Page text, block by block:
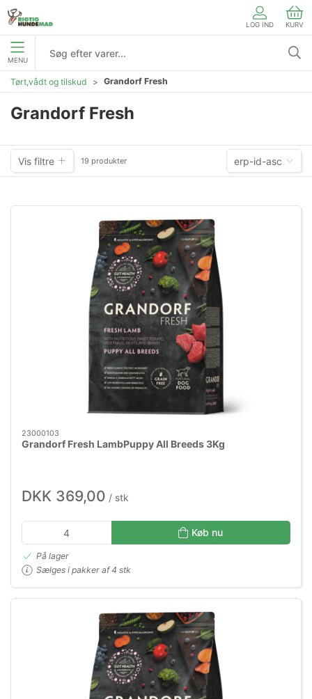
LOG IND KURV
MENU
Tørt,vådt og tilskud Grandorf Fresh
Grandorf Fresh
Vis filtre 19 produkter erp-id-asc
23000103
Grandorf Fresh LambPuppy All Breeds 3Kg
DKK 369,00 / stk
Køb nu
På lager
Sælges i pakker af 4 stk